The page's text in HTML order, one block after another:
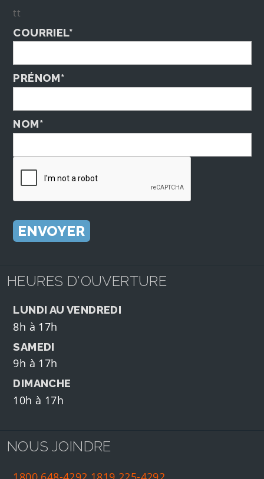
tt
COURRIEL*
PRÉNOM*
NOM*
HEURES D'OUVERTURE
LUNDI AU VENDREDI
8h à 17h
SAMEDI
9h à 17h
DIMANCHE
10h à 17h
NOUS JOINDRE